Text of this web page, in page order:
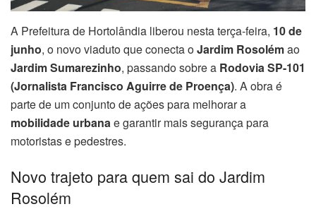
A Prefeitura de Hortolândia liberou nesta terça-feira, 10 de
junho, o novo viaduto que conecta oJardim Rosolémao
Jardim Sumarezinho, passando sobre a Rodovia SP-101
(Jornalista Francisco Aguirre de Proença). A obra é
parte de um conjunto de ações para melhorar a
mobilidade urbanae garantir mais segurança para
motoristas e pedestres.
Novo trajeto para quem sai do Jardim
Rosolém